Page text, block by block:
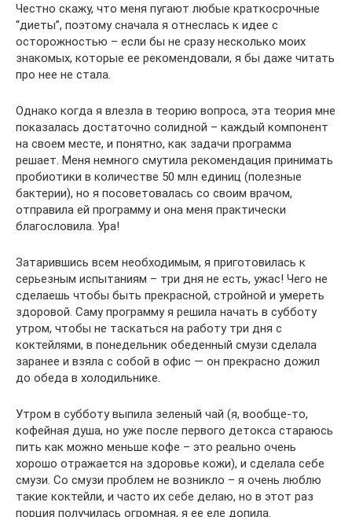
Честно скажу, что меня пугают любые краткосрочные
“диеты”, поэтому сначала я отнеслась к идее с
осторожностью – если бы не сразу несколько моих
знакомых, которые ее рекомендовали, я бы даже читать
про нее не стала.
Однако когда я влезла в теорию вопроса, эта теория мне
показалась достаточно солидной – каждый компонент
на своем месте, и понятно, как задачи программа
решает. Меня немного смутила рекомендация принимать
пробиотики в количестве 50 млн единиц (полезные
бактерии), но я посоветовалась со своим врачом,
отправила ей программу и она меня практически
благословила. Ура!
Затарившись всем необходимым, я приготовилась к
серьезным испытаниям – три дня не есть, ужас! Чего не
сделаешь чтобы быть прекрасной, стройной и умереть
здоровой. Саму программу я решила начать в субботу
утром, чтобы не таскаться на работу три дня с
коктейлями, в понедельник обеденный смузи сделала
заранее и взяла с собой в офис — он прекрасно дожил
до обеда в холодильнике.
Утром в субботу выпила зеленый чай (я, вообще-то,
кофейная душа, но уже после первого детокса стараюсь
пить как можно меньше кофе – это реально очень
хорошо отражается на здоровье кожи), и сделала себе
смузи. Со смузи проблем не возникло – я очень люблю
такие коктейли, и часто их себе делаю, но в этот раз
порция получилась огромная, я ее еле допила.